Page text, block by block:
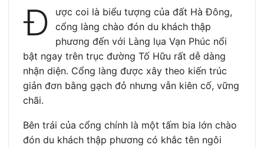
Đ
ược coi là biểu tượng của đất Hà Đông,
cổng làng chào đón du khách thập
phương đến với Làng lụa Vạn Phúc nổi
bật ngay trên trục đường Tố Hữu rất dễ dàng
nhận diện. Cổng làng được xây theo kiến trúc
giản đơn bằng gạch đỏ nhưng vẫn kiên cố, vững
chãi.
Bên trái của cổng chính là một tấm bia lớn chào
đón du khách thập phương có khắc tên ngôi